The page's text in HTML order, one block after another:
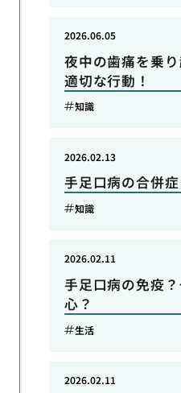
夜中の歯痛を乗
適切な行動！
2026.06.05
知識
手足口病の合併
2026.02.13
知識
手足口病の免疫
心？
2026.02.11
生活
2026.02.11